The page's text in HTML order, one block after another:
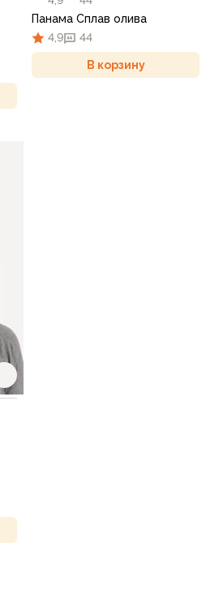
Панама Сплав олива
4,9
44
В корзину